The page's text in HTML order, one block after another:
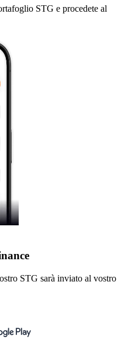
STG e procedete al
STG sarà inviato al vostro